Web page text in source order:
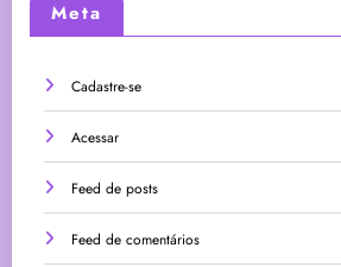
Meta
Cadastre-se
Acessar
Feed de posts
Feed de comentários